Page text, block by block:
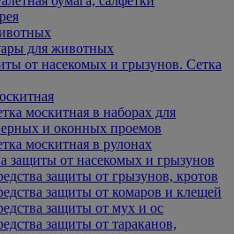
для животных
от насекомых и грызунов. Сетка
москитная в наборах для
и оконных проемов
москитная в рулонах
защиты от насекомых и грызунов
защиты от грызунов, кротов
защиты от комаров и клещей
защиты от мух и ос
защиты от тараканов,